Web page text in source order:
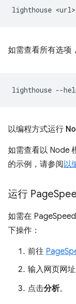
lighthouse
如需查看所有选项
lighthouse
以编程方式运行
如需查看以 Node
的示例，请参阅以
运行 Page
如需在
下操作：
前往
输入网页网址
点击分析。